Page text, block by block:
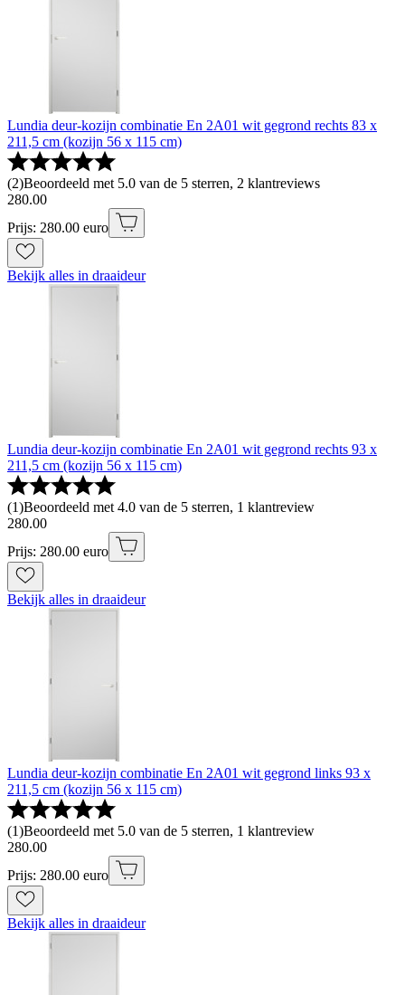
Lundia deur-kozijn combinatie En 2A01 wit gegrond rechts 83 x
211,5 cm (kozijn 56 x 115 cm)
(2)Beoordeeld met 5.0 van de 5 sterren, 2 klantreviews
280.00
Prijs: 280.00 euro
Bekijk alles in draaideur
Lundia deur-kozijn combinatie En 2A01 wit gegrond rechts 93 x
211,5 cm (kozijn 56 x 115 cm)
(1)Beoordeeld met 4.0 van de 5 sterren, 1 klantreview
280.00
Prijs: 280.00 euro
Bekijk alles in draaideur
Lundia deur-kozijn combinatie En 2A01 wit gegrond links 93 x
211,5 cm (kozijn 56 x 115 cm)
(1)Beoordeeld met 5.0 van de 5 sterren, 1 klantreview
280.00
Prijs: 280.00 euro
Bekijk alles in draaideur